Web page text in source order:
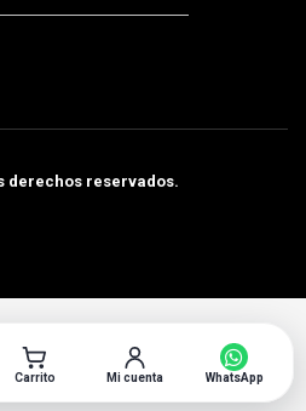
derechos reservados.
Carrito Mi cuenta